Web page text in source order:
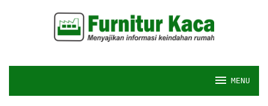
MENU